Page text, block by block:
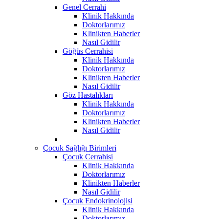
Genel Cerrahi
Klinik Hakkında
Doktorlarımız
Klinikten Haberler
Nasıl Gidilir
Göğüs Cerrahisi
Klinik Hakkında
Doktorlarımız
Klinikten Haberler
Nasıl Gidilir
Göz Hastalıkları
Klinik Hakkında
Doktorlarımız
Klinikten Haberler
Nasıl Gidilir
Çocuk Sağlığı Birimleri
Çocuk Cerrahisi
Klinik Hakkında
Doktorlarımız
Klinikten Haberler
Nasıl Gidilir
Çocuk Endokrinolojisi
Klinik Hakkında